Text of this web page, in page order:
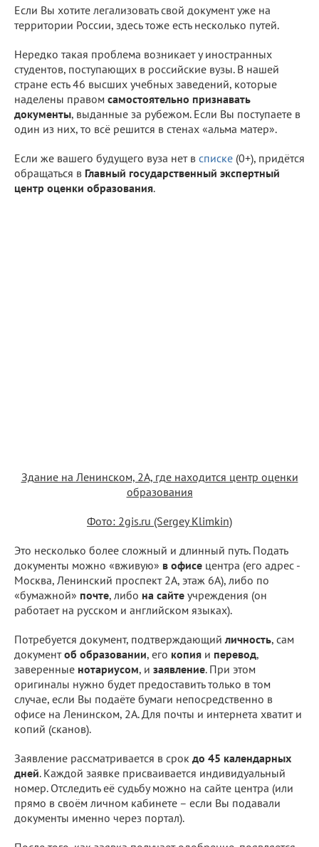
Если Вы хотите легализовать свой документ уже на
территории России, здесь тоже есть несколько путей.
Нередко такая проблема возникает у иностранных
студентов, поступающих в российские вузы. В нашей
стране есть 46 высших учебных заведений, которые
наделены правом самостоятельно признавать
документы, выданные за рубежом. Если Вы поступаете в
один из них, то всё решится в стенах «альма матер».
Если же вашего будущего вуза нет в списке (0+), придётся
обращаться в Главный государственный экспертный
центр оценки образования.
Здание на Ленинском, 2А, где находится центр оценки
образования
Фото: 2gis.ru (Sergey Klimkin)
Это несколько более сложный и длинный путь. Подать
документы можно «вживую» в офисе центра (его адрес -
Москва, Ленинский проспект 2А, этаж 6А), либо по
«бумажной» почте, либо на сайте учреждения (он
работает на русском и английском языках).
Потребуется документ, подтверждающий личность, сам
документоб образовании, его копия и перевод,
заверенные нотариусом, и заявление. При этом
оригиналы нужно будет предоставить только в том
случае, если Вы подаёте бумаги непосредственно в
офисе на Ленинском, 2А. Для почты и интернета хватит и
копий (сканов).
Заявление рассматривается в срок до 45 календарных
дней. Каждой заявке присваивается индивидуальный
номер. Отследить её судьбу можно на сайте центра (или
прямо в своём личном кабинете – если Вы подавали
документы именно через портал).